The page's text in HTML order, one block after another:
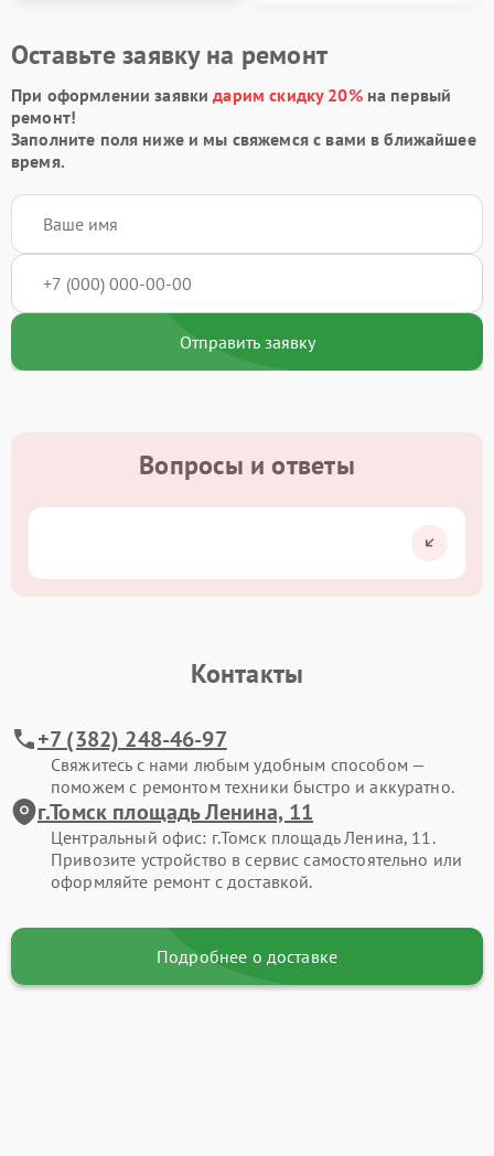
Оставьте заявку на ремонт
При оформлении заявкидарим скидку 20%на первый
ремонт!
Заполните поля ниже и мы свяжемся с вами в ближайшее
время.
Отправить заявку
Вопросы и ответы
Контакты
+7 (382) 248-46-97
Свяжитесь с нами любым удобным способом —
поможем с ремонтом техники быстро и аккуратно.
г.Томск площадь Ленина, 11
Центральный офис: г.Томск площадь Ленина, 11.
Привозите устройство в сервис самостоятельно или
оформляйте ремонт с доставкой.
Подробнее о доставке